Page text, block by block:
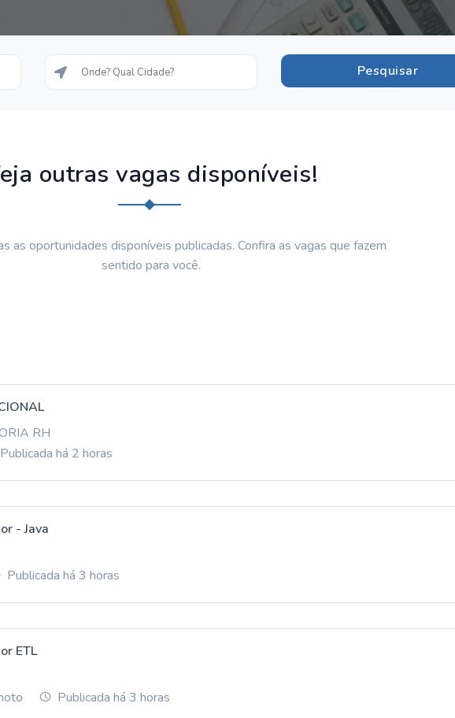
outras vagas disponíveis!
as oportunidades disponíveis publicadas. Confira as vagas que fazem
sentido para você.
RH
Publicada há 2 horas
- Java
Publicada há 3 horas
ETL
Publicada há 3 horas